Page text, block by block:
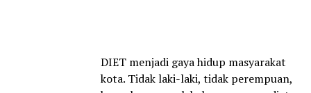
DIET menjadi gaya hidup masyarakat
kota. Tidak laki-laki, tidak perempuan,